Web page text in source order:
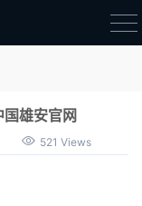
雄安官网
521 Views